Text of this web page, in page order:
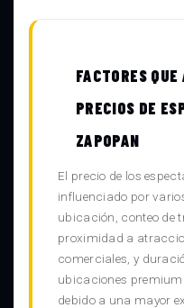
FACTORES
PRECIOS DE
ZAPOPAN
El precio de los
influenciado por
ubicación, conteo de
proximidad a
comerciales, y
ubicaciones
debido a una mayor